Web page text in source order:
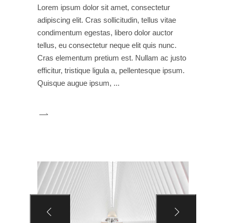
Lorem ipsum dolor sit amet, consectetur
adipiscing elit. Cras sollicitudin, tellus vitae
condimentum egestas, libero dolor auctor
tellus, eu consectetur neque elit quis nunc.
Cras elementum pretium est. Nullam ac justo
efficitur, tristique ligula a, pellentesque ipsum.
Quisque augue ipsum,